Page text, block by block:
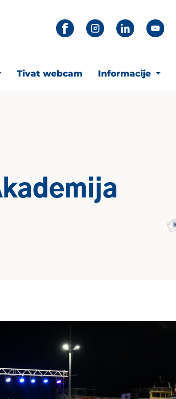
Tivat webcam Informacije